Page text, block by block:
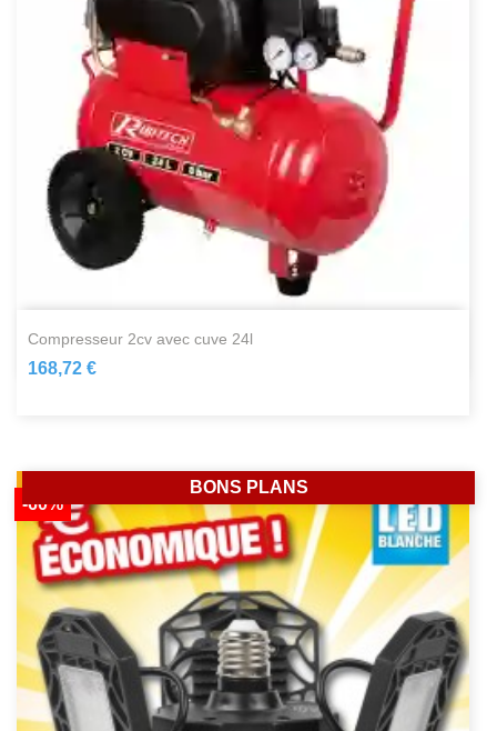
compresseur 2cv avec cuve 24l
168,72 €
-60%
BONS PLANS